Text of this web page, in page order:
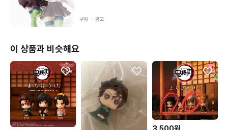
쿠팡 ・ 광고
이 상품과 비슷해요